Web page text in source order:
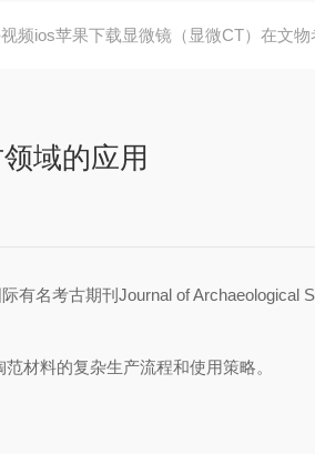
频ios苹果下载显微镜（显微CT）在文物
域的应用
际有名考古期刊Journal of Archaeological
材料的复杂生产流程和使用策略。